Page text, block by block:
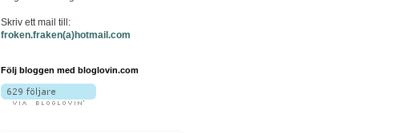
Skriv ett mail till:
froken.fraken(a)hotmail.com
Följ bloggen med bloglovin.com